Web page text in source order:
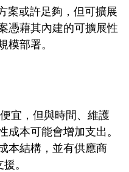
案或許足夠，但可擴展
憑藉其內建的可擴展性
部署。
宜，但與時間、維護
本可能會增加支出。
本結構，並有供應商
。